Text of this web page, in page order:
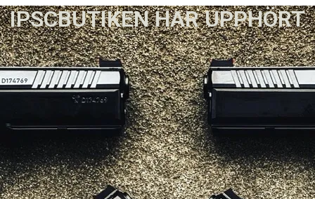
IPSCBUTIKEN HAR UPPHÖRT